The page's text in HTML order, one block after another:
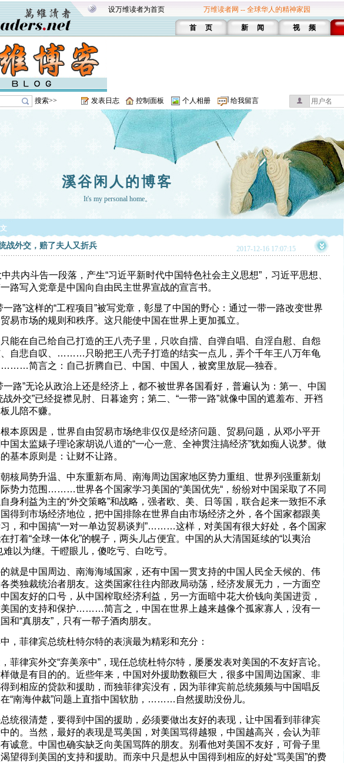
设万维读者为首页 万维读者网 -- 全球华人的精神家园
首 页 新 闻 视 频
搜索>> 发表日志 控制面板 个人相册 给我留言
溪谷闲人的博客
It's my personal home。
战外交，赔了夫人又折兵 2017-12-16 17:07:15
共内斗告一段落，产生“习近平新时代中国特色社会主义思想”，习近平思想、
路写入党章是中国向自由民主世界宣战的宣言书。
一路”这样的“工程项目”被写党章，彰显了中国的野心：通过一带一路改变世界
易市场的规则和秩序。这只能使中国在世界上更加孤立。
能在自己给自己打造的王八壳子里，只吹自擂、自弹自唱、自淫自慰、自怨
、自悲自叹、………只盼把王八壳子打造的结实一点儿，弄个千年王八万年龟
简言之：自己折腾自已、中国、中国人，被窝里放屁—独吞。
一路”无论从政治上还是经济上，都不被世界各国看好，普遍认为：第一、中国
战外交”已经捉襟见肘、日暮途穷；第二、“一带一路”就像中国的遮羞布、开裆
儿陪不赚。
本原因是，世界自由贸易市场绝非仅仅是经济问题、贸易问题，从邓小平开
国太监婊子理论家胡说八道的“一心一意、全神贯注搞经济”犹如痴人说梦。做
基本原则是：让财不让路。
核局势升温、中东重新布局、南海周边国家地区势力重组、世界列强重新划
势力范围………世界各个国家学习美国的“美国优先“，纷纷对中国采取了不同
身利益为主的“外交策略”和战略，强者欧、美、日等国，联合起来一致拒不承
得到市场经济地位，把中国排除在世界自由市场经济之外，各个国家都跟美
习，和中国搞“一对一单边贸易谈判”………这样，对美国有很大好处，各个国家
打着“全球一体化”的幌子，两头儿占便宜。中国的从大清国延续的“以夷治
难以为继。干瞪眼儿，傻吃亏、白吃亏。
就是中国周边、南海海域国家，还有中国一贯支持的中国人民全天候的、伟
类独裁统治者朋友。这类国家往往内部政局动荡，经济发展无力，一方面空
国友好的口号，从中国榨取经济利益，另一方面暗中花大价钱向美国进贡，
国的支持和保护………简言之，中国在世界上越来越像个孤家寡人，没有一
和“真朋友”，只有一帮子酒肉朋友。
，菲律宾总统杜特尔特的表演最为精彩和充分：
菲律宾外交“弃美亲中”，现任总统杜特尔特，屡屡发表对美国的不友好言论。
做是有目的的。近些年来，中国对外援助数额巨大，很多中国周边国家、非
到相应的贷款和援助，而独菲律宾没有，因为菲律宾前总统频频与中国唱反
“南海仲裁”问题上直指中国软肋，………自然援助没份儿。
统很清楚，要得到中国的援助，必须要做出友好的表现，让中国看到菲律宾
的。当然，最好的表现是骂美国，对美国骂得越狠，中国越高兴，会认为菲
诚意。中国也确实缺乏向美国骂阵的朋友。别看他对美国不友好，可骨子里
望得到美国的支持和援助。而亲中只是想从中国得到相应的好处“骂美国”的费